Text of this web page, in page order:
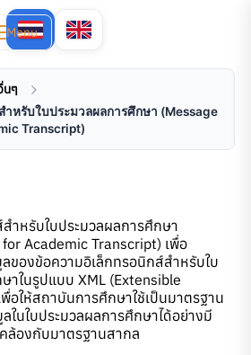
Menu
นๆ
ำหรับใบประมวลผลการศึกษา (Message
Transcript)
ำหรับใบประมวลผลการศึกษา
Academic Transcript) เพื่อ
ของข้อความอิเล็กทรอนิกส์สำหรับใบ
าในรูปแบบ XML (Extensible
อให้สถาบันการศึกษาใช้เป็นมาตรฐาน
ในใบประมวลผลการศึกษาได้อย่างมี
ล้องกับมาตรฐานสากล